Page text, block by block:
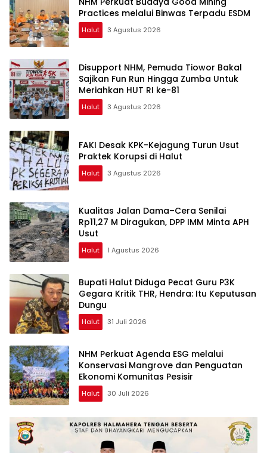
Practices melalui Binwas Terpadu ESDM
Halut 3 Agustus 2026
Disupport NHM, Pemuda Tiowor Bakal
Sajikan Fun Run Hingga Zumba Untuk
Meriahkan HUT RI ke-81
Halut 3 Agustus 2026
FAKI Desak KPK-Kejagung Turun Usut
Praktek Korupsi di Halut
Halut 3 Agustus 2026
Kualitas Jalan Dama–Cera Senilai
Rp11,27 M Diragukan, DPP IMM Minta APH
Usut
Halut 1 Agustus 2026
Bupati Halut Diduga Pecat Guru P3K
Gegara Kritik THR, Hendra: Itu Keputusan
Dungu
Halut 31 Juli 2026
NHM Perkuat Agenda ESG melalui
Konservasi Mangrove dan Penguatan
Ekonomi Komunitas Pesisir
Halut 30 Juli 2026